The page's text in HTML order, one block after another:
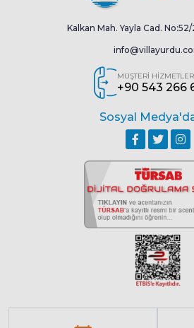
Kalkan Mah. Yayla Cad.
MÜŞTERİ
+90 543 266
Sosyal